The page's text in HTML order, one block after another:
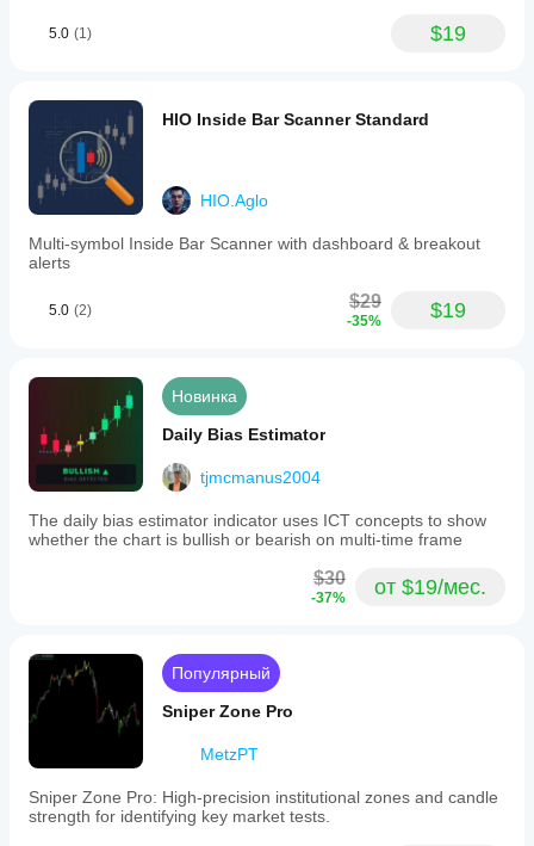
5.0 (1) $19
HIO Inside Bar Scanner Standard
HIO.Aglo
Multi-symbol Inside Bar Scanner with dashboard & breakout
alerts
5.0 (2) $29
-35% $19
Новинка
Daily Bias Estimator
tjmcmanus2004
The daily bias estimator indicator uses ICT concepts to show
whether the chart is bullish or bearish on multi-time frame
$30
-37% от $19/мес.
Популярный
Sniper Zone Pro
MetzPT
Sniper Zone Pro: High-precision institutional zones and candle
strength for identifying key market tests.